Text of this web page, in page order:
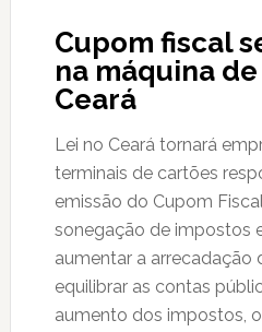
Cupom fiscal
na máquina
Ceará
Lei no Ceará tornará
terminais de cartões
emissão do Cupom
sonegação de impostos
aumentar a arrecadação
equilibrar as contas
aumento dos impostos,